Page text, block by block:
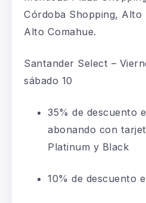
Córdoba Shopping,
Alto Comahue.
Santander Select –
sábado 10
35% de descuento
abonando con
Platinum y Black
10% de descuento